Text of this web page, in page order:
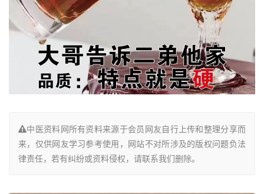
中医资料网所有资料来源于会员网友自行上传和整理分享而
来，仅供网友学习参考使用，网站不对所涉及的版权问题负法
律责任，若有纠纷或资料侵权，请联系我们删除。